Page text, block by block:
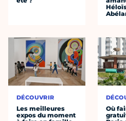
DÉCOUVRIR
Les meilleures
expos du moment
Où